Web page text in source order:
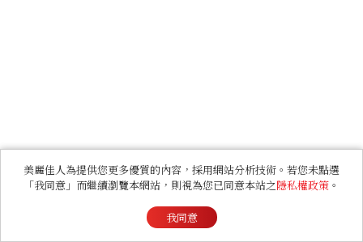
美麗佳人為提供您更多優質的內容，採用網站分析技術。若您未點選
「我同意」而繼續瀏覽本網站，則視為您已同意本站之隱私權政策 。
我同意